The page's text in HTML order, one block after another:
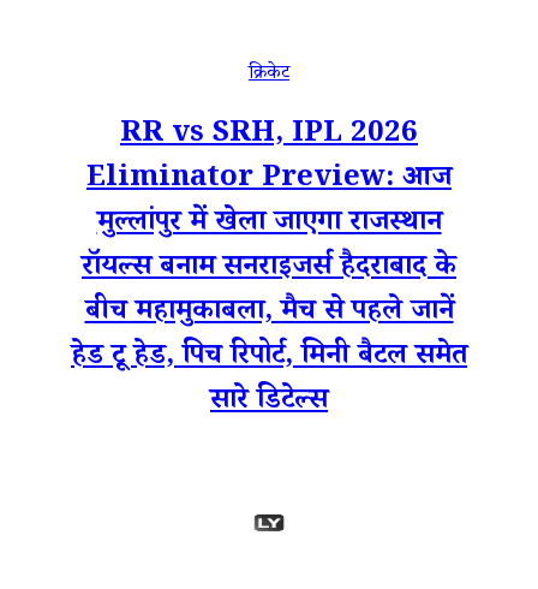
क्रिकेट
RR vs SRH, IPL 2026
Eliminator Preview: आज
मुल्लांपुर में खेला जाएगा राजस्थान
रॉयल्स बनाम सनराइजर्स हैदराबाद के
बीच महामुकाबला, मैच से पहले जानें
हेड टू हेड, पिच रिपोर्ट, मिनी बैटल समेत
सारे डिटेल्स